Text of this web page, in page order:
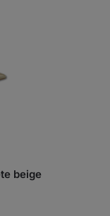
beige